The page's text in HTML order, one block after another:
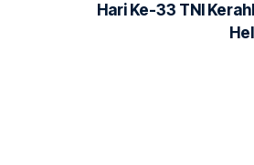
Hari Ke-33 TNI